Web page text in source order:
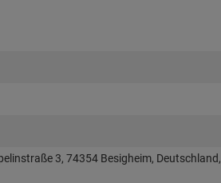
3, 74354 Besigheim, Deutschland,